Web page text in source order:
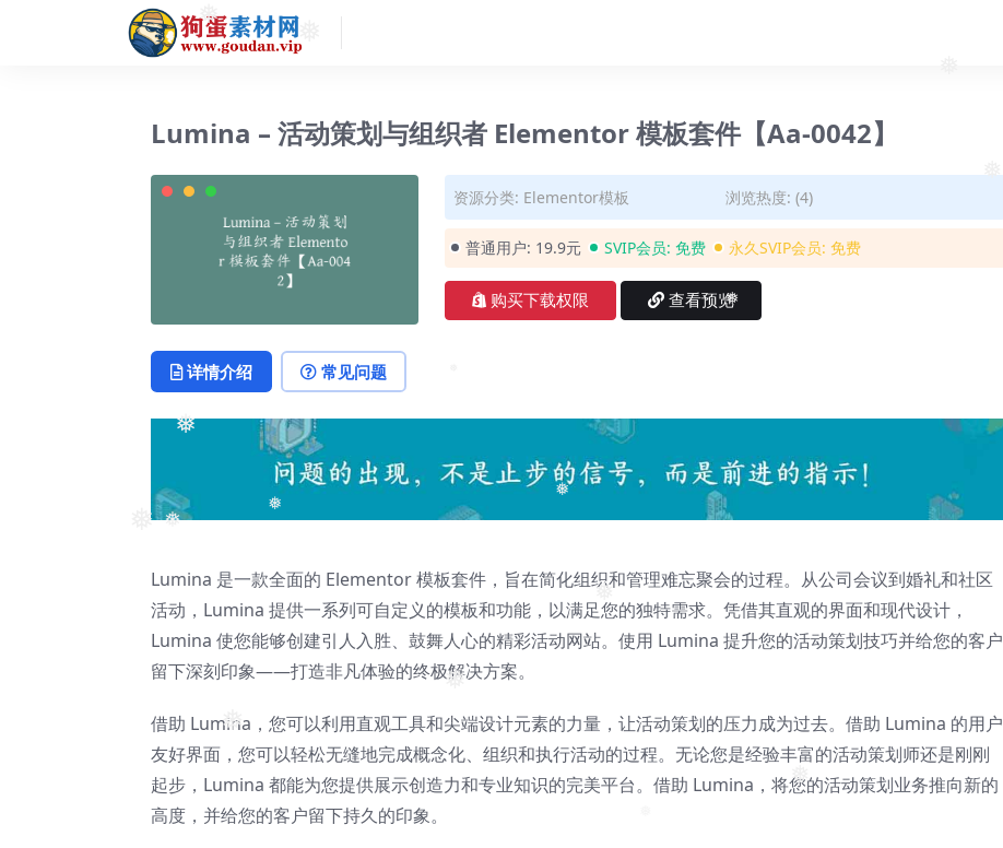
❅
❅
❅
❅
❅
❅
❅
Lumina – 活动策划与组织者 Elementor 模板套件【Aa-0042】
资源分类: Elementor模板 浏览热度: (4)
普通用户: 19.9元 SVIP会员: 免费 永久SVIP会员: 免费
购买下载权限 查看预览
详情介绍 常见问题
Lumina 是一款全面的 Elementor 模板套件，旨在简化组织和管理难忘聚会的过程。从公司会议到婚礼和社区
活动，Lumina 提供一系列可自定义的模板和功能，以满足您的独特需求。凭借其直观的界面和现代设计，
Lumina 使您能够创建引人入胜、鼓舞人心的精彩活动网站。使用 Lumina 提升您的活动策划技巧并给您的客户
留下深刻印象——打造非凡体验的终极解决方案。
借助 Lumina，您可以利用直观工具和尖端设计元素的力量，让活动策划的压力成为过去。借助 Lumina 的用户
友好界面，您可以轻松无缝地完成概念化、组织和执行活动的过程。无论您是经验丰富的活动策划师还是刚刚
起步，Lumina 都能为您提供展示创造力和专业知识的完美平台。借助 Lumina，将您的活动策划业务推向新的
高度，并给您的客户留下持久的印象。